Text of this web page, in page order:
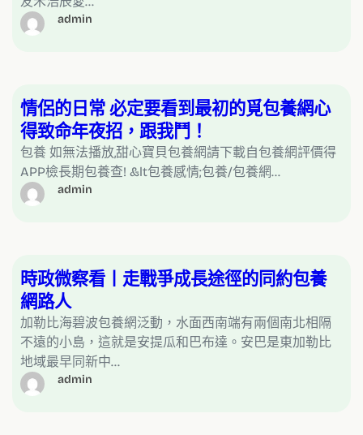
admin
情侶的日常 必定要看到最初的覓包養網心
得致命年夜招，跟我鬥！
包養 如無法播放,甜心寶貝包養網請下載自包養網評價得
APP檢長期包養查! &lt包養感情;包養/包養網…
admin
時政微察看丨走戰爭成長途徑的同約包養
網路人
加勒比海碧波包養網泛動，水面西南端有兩個南北相隔
不遠的小島，這就是安提瓜和巴布達。安巴是東加勒比
地域最早同新中…
admin